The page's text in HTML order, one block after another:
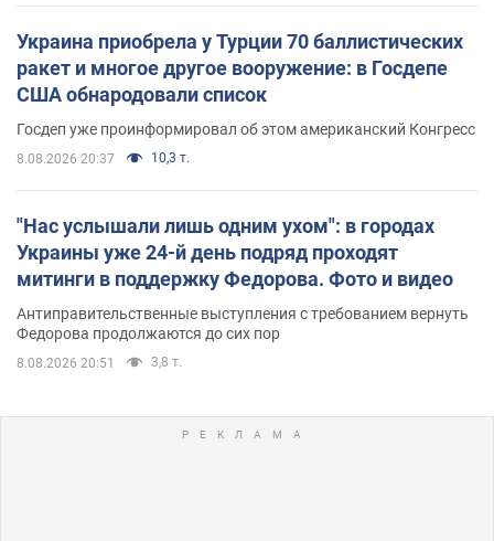
Украина приобрела у Турции 70 баллистических
ракет и многое другое вооружение: в Госдепе
США обнародовали список
Госдеп уже проинформировал об этом американский Конгресс
8.08.2026 20:37 10,3 т.
"Нас услышали лишь одним ухом": в городах
Украины уже 24-й день подряд проходят
митинги в поддержку Федорова. Фото и видео
Антиправительственные выступления с требованием вернуть
Федорова продолжаются до сих пор
8.08.2026 20:51 3,8 т.